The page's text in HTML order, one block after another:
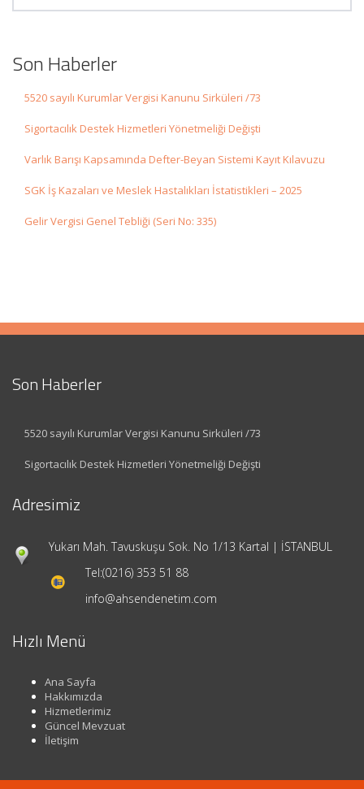
Son Haberler
5520 sayılı Kurumlar Vergisi Kanunu Sirküleri /73
Sigortacılık Destek Hizmetleri Yönetmeliği Değişti
Varlık Barışı Kapsamında Defter-Beyan Sistemi Kayıt Kılavuzu
SGK İş Kazaları ve Meslek Hastalıkları İstatistikleri – 2025
Gelir Vergisi Genel Tebliği (Seri No: 335)
Son Haberler
5520 sayılı Kurumlar Vergisi Kanunu Sirküleri /73
Sigortacılık Destek Hizmetleri Yönetmeliği Değişti
Adresimiz
Yukarı Mah. Tavuskuşu Sok. No 1/13 Kartal | İSTANBUL
Tel:(0216) 353 51 88
info@ahsendenetim.com
Hızlı Menü
Ana Sayfa
Hakkımızda
Hizmetlerimiz
Güncel Mevzuat
İletişim